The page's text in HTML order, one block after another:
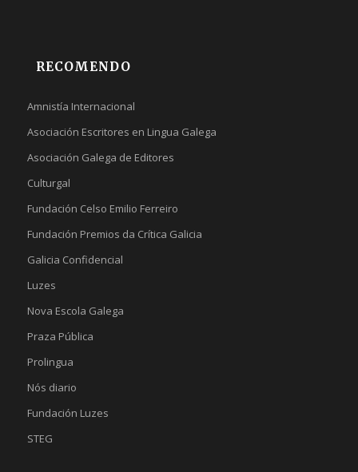
RECOMENDO
Amnistía Internacional
Asociación Escritores en Lingua Galega
Asociación Galega de Editores
Culturgal
Fundación Celso Emilio Ferreiro
Fundación Premios da Crítica Galicia
Galicia Confidencial
Luzes
Nova Escola Galega
Praza Pública
Prolingua
Nós diario
Fundación Luzes
STEG